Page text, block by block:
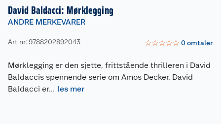
David Baldacci: Mørklegging
ANDRE MERKEVARER
Art nr: 9788202892043 ☆☆☆☆☆ 0omtaler
Mørklegging er den sjette, frittstående thrilleren i David
Baldaccis spennende serie om Amos Decker. David
Baldacci er... les mer